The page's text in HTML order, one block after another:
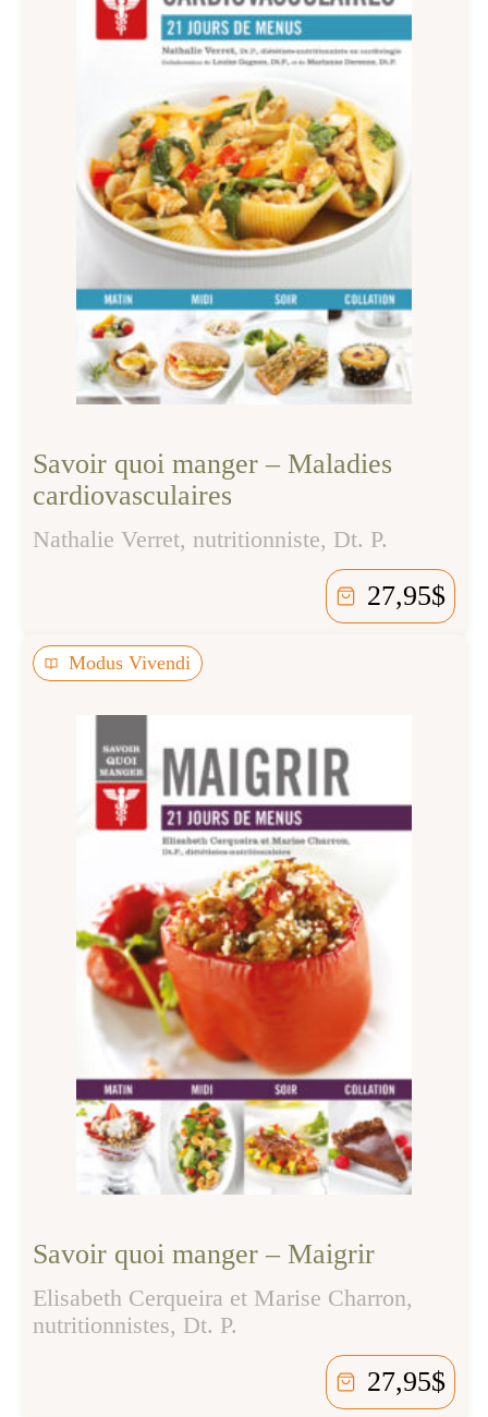
Savoir quoi manger – Maladies
cardiovasculaires
Nathalie Verret, nutritionniste, Dt. P.
27,95$
Modus Vivendi
Savoir quoi manger – Maigrir
Elisabeth Cerqueira et Marise Charron,
nutritionnistes, Dt. P.
27,95$